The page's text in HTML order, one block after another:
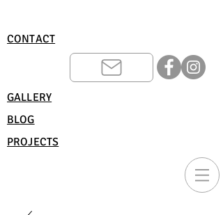
CONTACT
GALLERY
BLOG
PROJECTS